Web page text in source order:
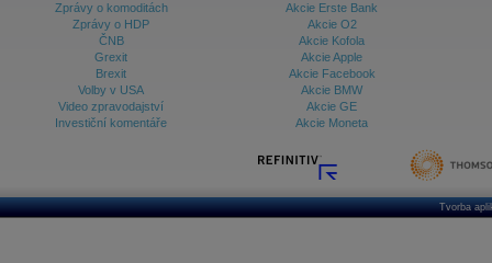
Zprávy o komoditách
Zprávy o HDP
ČNB
Grexit
Brexit
Volby v USA
Video zpravodajství
Investiční komentáře
Akcie Erste Bank
Akcie O2
Akcie Kofola
Akcie Apple
Akcie Facebook
Akcie BMW
Akcie GE
Akcie Moneta
Tvorba